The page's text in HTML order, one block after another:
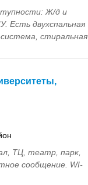
Ж/д и
Есть двухспальная
стиральная
ТЦ, театр, парк,
сообщение. WI-